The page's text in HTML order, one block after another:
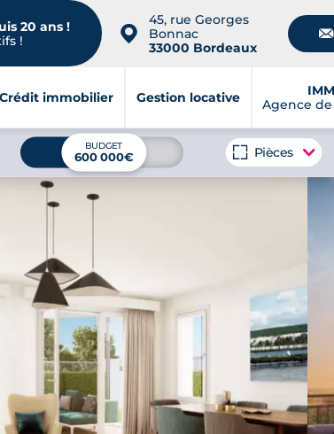
20 ans !
!
📍
45, rue Georges
Bonnac
33000 Bordeaux
📧
Crédit immobilier Gestion locative
Agence
BUDGET
600 000€ Pièces